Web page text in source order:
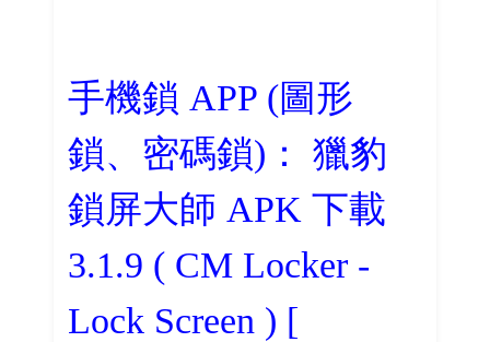
手機鎖 APP (圖形
鎖、密碼鎖)： 獵豹
鎖屏大師 APK 下載
3.1.9 ( CM Locker -
Lock Screen ) [